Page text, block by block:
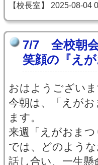
【校長室】 2025-08-04
7/7 全校朝
笑顔の『え
おはようござい
今朝は、「えが
ます。
来週「えがおま
では、どのよう
話し合い、一生